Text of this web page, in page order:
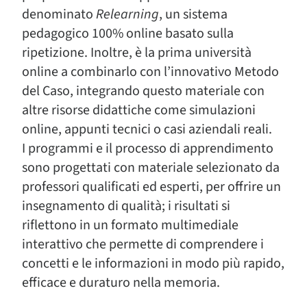
denominatoRelearning, un sistema
pedagogico 100% online basato sulla
ripetizione. Inoltre, è la prima università
online a combinarlo con l’innovativo Metodo
del Caso, integrando questo materiale con
altre risorse didattiche come simulazioni
online, appunti tecnici o casi aziendali reali.
I programmi e il processo di apprendimento
sono progettati con materiale selezionato da
professori qualificati ed esperti, per offrire un
insegnamento di qualità; i risultati si
riflettono in un formato multimediale
interattivo che permette di comprendere i
concetti e le informazioni in modo più rapido,
efficace e duraturo nella memoria.